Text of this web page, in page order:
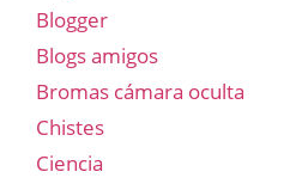
Blogger
Blogs amigos
Bromas cámara oculta
Chistes
Ciencia